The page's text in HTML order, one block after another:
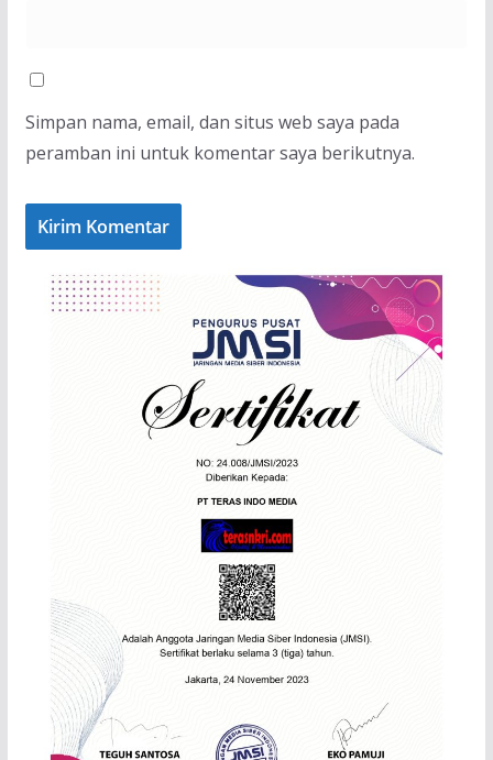
Simpan nama, email, dan situs web saya pada
peramban ini untuk komentar saya berikutnya.